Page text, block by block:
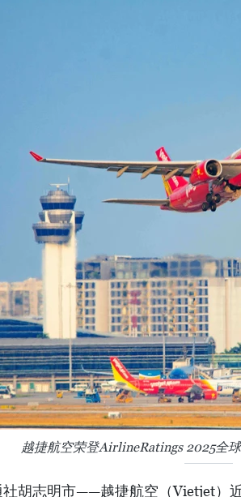
越捷航空荣登AirlineRatings 2025全
社胡志明市——越捷航空（Vietjet）